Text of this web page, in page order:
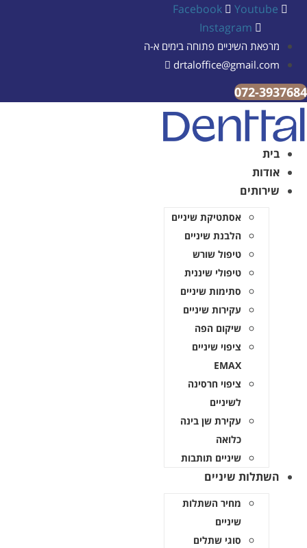
Facebook
Instagram
השיניים פתוחה בימים א-ה
072-
אסתטיקת שיניים
הלבנת שיניים
טיפול שורש
טיפולי שיננית
סתימות שיניים
עקירות שיניים
שיקום הפה
ציפוי שיניים
ציפוי חרסינה
לשיניים
עקירת שן בינה
שיניים תותבות
שיניים
מחיר השתלות
סוגי שתלים